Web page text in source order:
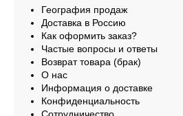
География продаж
Доставка в Россию
Как оформить заказ?
Частые вопросы и ответы
Возврат товара (брак)
О нас
Информация о доставке
Конфиденциальность